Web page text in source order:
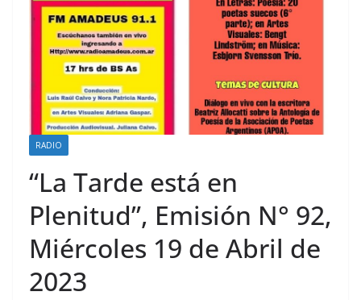
RADIO
“La Tarde está en
Plenitud”, Emisión N° 92,
Miércoles 19 de Abril de
2023